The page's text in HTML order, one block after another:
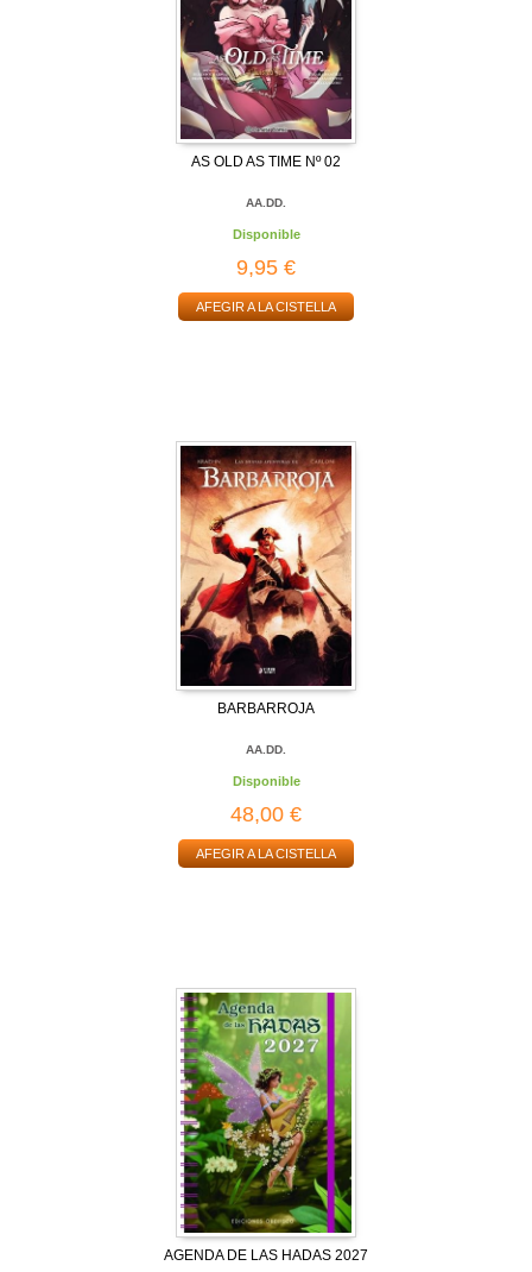
AS OLD AS TIME Nº 02
AA.DD.
Disponible
9,95 €
AFEGIR A LA CISTELLA
BARBARROJA
AA.DD.
Disponible
48,00 €
AFEGIR A LA CISTELLA
AGENDA DE LAS HADAS 2027